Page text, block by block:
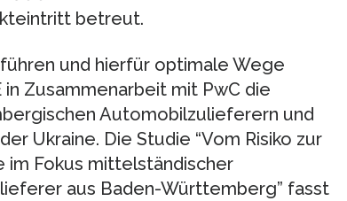
betreut.
und hierfür optimale Wege
Zusammenarbeit mit PwC die
Automobilzulieferern und
Ukraine. Die Studie “Vom Risiko zur
im Fokus mittelständischer
aus Baden-Württemberg” fasst